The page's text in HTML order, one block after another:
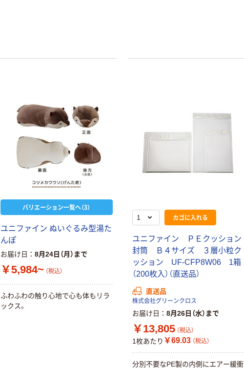
バリエーション一覧へ（3）
ユニファイン ぬいぐるみ型湯た
んぽ
お届け日 8月24日（月）まで
￥5,984~ （税込）
ふわふわの触り心地で心も体もリラ
ックス。
カゴに入れる
ユニファイン ＰＥクッション
封筒 Ｂ４サイズ ３層小粒ク
ッション UF-CFP8W06 1箱
（200枚入）（直送品）
直送品
株式会社グリーンクロス
お届け日 8月26日（水）まで
￥13,805 （税込）
1枚あたり ￥69.03 （税込）
分別不要なPE製の内側にエアー緩衝